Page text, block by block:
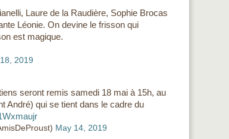
Laure de la Raudière, Sophie Brocas
Léonie. On devine le frisson qui
est magique.
2019
seront remis samedi 18 mai à 15h, au
André) qui se tient dans le cadre du
May 14, 2019